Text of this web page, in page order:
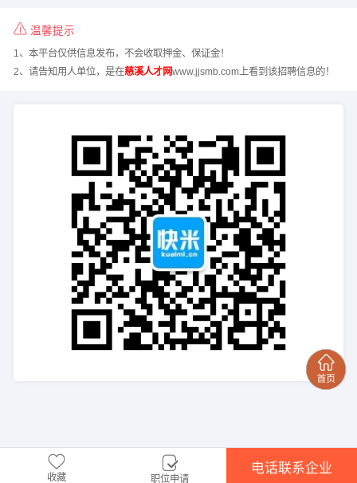
温馨提示
1、本平台仅供信息发布，不会收取押金、保证金！
2、请告知用人单位，是在慈溪人才网www.jjsmb.com上看到该招聘信息的！
收藏 职位申请
电话联系企业